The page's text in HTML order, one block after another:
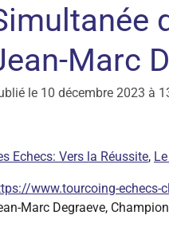
Marc
le 10 décembre 2023 à
Echecs: Vers la Réussite,
www.tourcoing-echecs-
Marc Degraeve,